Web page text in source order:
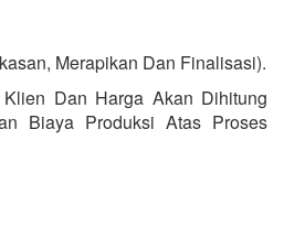
Merapikan Dan Finalisasi).
Dan Harga Akan Dihitung
Biaya Produksi Atas Proses